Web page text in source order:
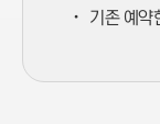
청년놀이터는 다
· 기존 예약